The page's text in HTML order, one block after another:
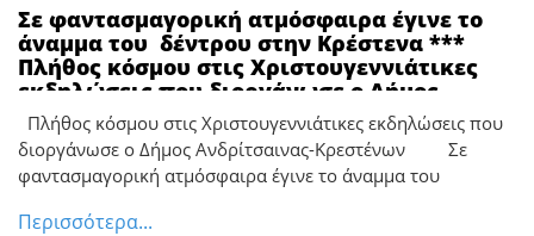
Σε φαντασμαγορική ατμόσφαιρα έγινε το
άναμμα του δέντρου στην Κρέστενα ***
Πλήθος κόσμου στις Χριστουγεννιάτικες
εκδηλώσεις που διοργάνωσε ο Δήμος
Ανδρίτσαινας-Κρεστένων
Πλήθος κόσμου στις Χριστουγεννιάτικες εκδηλώσεις που
διοργάνωσε ο Δήμος Ανδρίτσαινας-Κρεστένων Σε
φαντασμαγορική ατμόσφαιρα έγινε το άναμμα του
Περισσότερα...